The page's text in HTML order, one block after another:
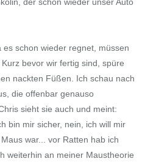
schon wieder regnet, müssen
bevor wir fertig sind, spüre
nackten Füßen. Ich schau nach
die offenbar genauso
sieht sie auch und meint:
bin mir sicher, nein, ich will mir
war... vor Ratten hab ich
weiterhin an meiner Maustheorie